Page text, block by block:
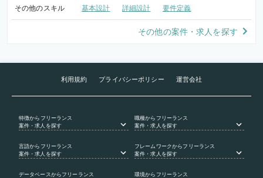
その他のスキル 基本設計 詳細設計 要件定義
その他の案件・求人を探す
利用規約 プライバシーポリシー 運営会社
特徴からフリーランス
案件・求人を探す
職種からフリーランス
案件・求人を探す
言語からフリーランス
案件・求人を探す
フレームワークからフリーランス
案件・求人を探す
データベース からフリーランス 環境からフリーランス